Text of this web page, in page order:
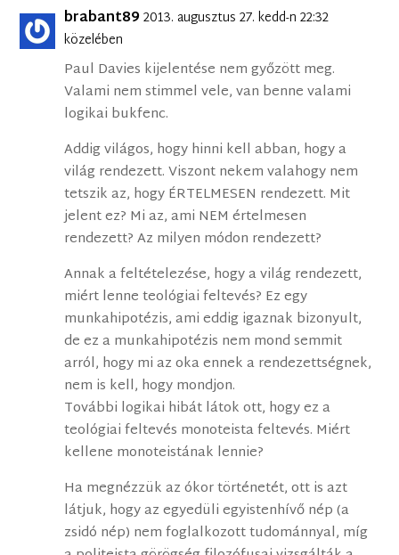
brabant892013. augusztus 27. kedd-n 22:32
közelében
Paul Davies kijelentése nem győzött meg.
Valami nem stimmel vele, van benne valami
logikai bukfenc.
Addig világos, hogy hinni kell abban, hogy a
világ rendezett. Viszont nekem valahogy nem
tetszik az, hogy ÉRTELMESEN rendezett. Mit
jelent ez? Mi az, ami NEM értelmesen
rendezett? Az milyen módon rendezett?
Annak a feltételezése, hogy a világ rendezett,
miért lenne teológiai feltevés? Ez egy
munkahipotézis, ami eddig igaznak bizonyult,
de ez a munkahipotézis nem mond semmit
arról, hogy mi az oka ennek a rendezettségnek,
nem is kell, hogy mondjon.
További logikai hibát látok ott, hogy ez a
teológiai feltevés monoteista feltevés. Miért
kellene monoteistának lennie?
Ha megnézzük az ókor történetét, ott is azt
látjuk, hogy az egyedüli egyistenhívő nép (a
zsidó nép) nem foglalkozott tudománnyal, míg